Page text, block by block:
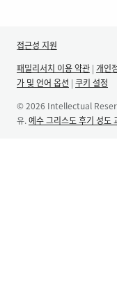
접근성 지원
패밀리서치 이용 약관 | 개인
가 및 언어 옵션 | 쿠키 설정
© 2026 Intellectual
유. 예수 그리스도 후기 성도